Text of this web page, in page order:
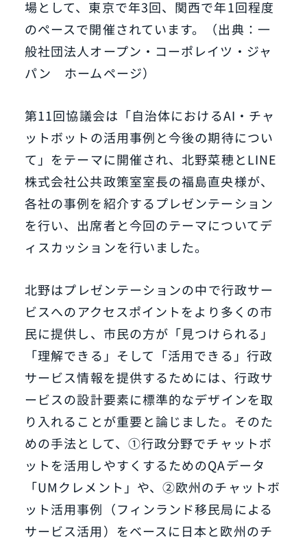
場として、東京で年3回、関西で年1回程度
のペースで開催されています。（出典：一
般社団法人オープン・コーポレイツ・ジャ
パン ホームページ）
第11回協議会は「自治体におけるAI・チャ
ットボットの活用事例と今後の期待につい
て」をテーマに開催され、北野菜穂とLINE
株式会社公共政策室室長の福島直央様が、
各社の事例を紹介するプレゼンテーション
を行い、出席者と今回のテーマについてデ
ィスカッションを行いました。
北野はプレゼンテーションの中で行政サー
ビスへのアクセスポイントをより多くの市
民に提供し、市民の方が「見つけられる」
「理解できる」そして「活用できる」行政
サービス情報を提供するためには、行政サ
ービスの設計要素に標準的なデザインを取
り入れることが重要と論じました。そのた
めの手法として、①行政分野でチャットボ
ットを活用しやすくするためのQAデータ
「UMクレメント」や、②欧州のチャットボ
ット活用事例（フィンランド移民局による
サービス活用）をベースに日本と欧州のチ